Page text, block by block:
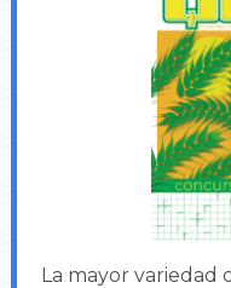
La mayor variedad